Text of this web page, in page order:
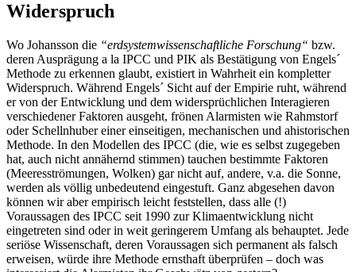
Widerspruch
Wo Johansson die “erdsystemwissenschaftliche Forschung“ bzw.
deren Ausprägung a la IPCC und PIK als Bestätigung von Engels´
Methode zu erkennen glaubt, existiert in Wahrheit ein kompletter
Widerspruch. Während Engels´ Sicht auf der Empirie ruht, während
er von der Entwicklung und dem widersprüchlichen Interagieren
verschiedener Faktoren ausgeht, frönen Alarmisten wie Rahmstorf
oder Schellnhuber einer einseitigen, mechanischen und ahistorischen
Methode. In den Modellen des IPCC (die, wie es selbst zugegeben
hat, auch nicht annähernd stimmen) tauchen bestimmte Faktoren
(Meeresströmungen, Wolken) gar nicht auf, andere, v.a. die Sonne,
werden als völlig unbedeutend eingestuft. Ganz abgesehen davon
können wir aber empirisch leicht feststellen, dass alle (!)
Voraussagen des IPCC seit 1990 zur Klimaentwicklung nicht
eingetreten sind oder in weit geringerem Umfang als behauptet. Jede
seriöse Wissenschaft, deren Voraussagen sich permanent als falsch
erweisen, würde ihre Methode ernsthaft überprüfen – doch was